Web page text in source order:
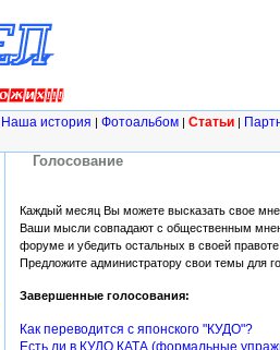
Наша история | Фотоальбом | Статьи |
Голосование
Каждый месяц Вы можете высказать свое
Ваши мысли совпадают с общественным
форуме и убедить остальных в своей
Предложите администратору свои темы для
Завершенные голосования:
Как переводится с японского "КУДО"?
Есть ли в КУДО КАТА (формальные